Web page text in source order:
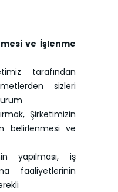
ve İşlenme
tarafından
sizleri
Şirketimizin
belirlenmesi ve
yapılması, iş
faaliyetlerinin